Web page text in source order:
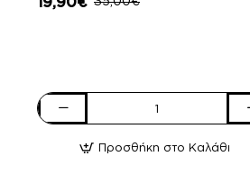
Adam's
Παιδικές Προσθήκη στο Καλάθι